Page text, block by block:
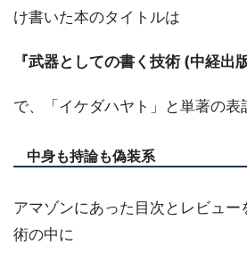
け書いた本のタイトルは
『武器としての書く技術 (中経出
で、「イケダハヤト」と単著の表
中身も持論も偽装系
アマゾンにあった目次とレビュー
術の中に